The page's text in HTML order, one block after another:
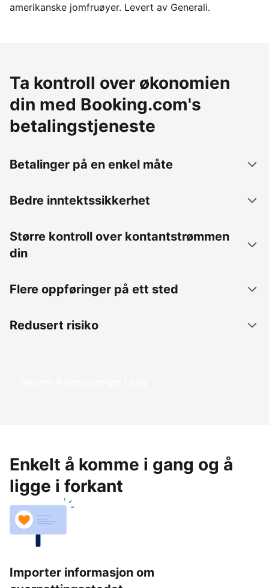
amerikanske jomfruøyer. Levert av Generali.
Ta kontroll over økonomien
din med Booking.com's
betalingstjeneste
Betalinger på en enkel måte
Bedre inntektssikkerhet
Større kontroll over kontantstrømmen
din
Flere oppføringer på ett sted
Redusert risiko
Begynn å tjene penger i dag
Enkelt å komme i gang og å
ligge i forkant
Importer informasjon om